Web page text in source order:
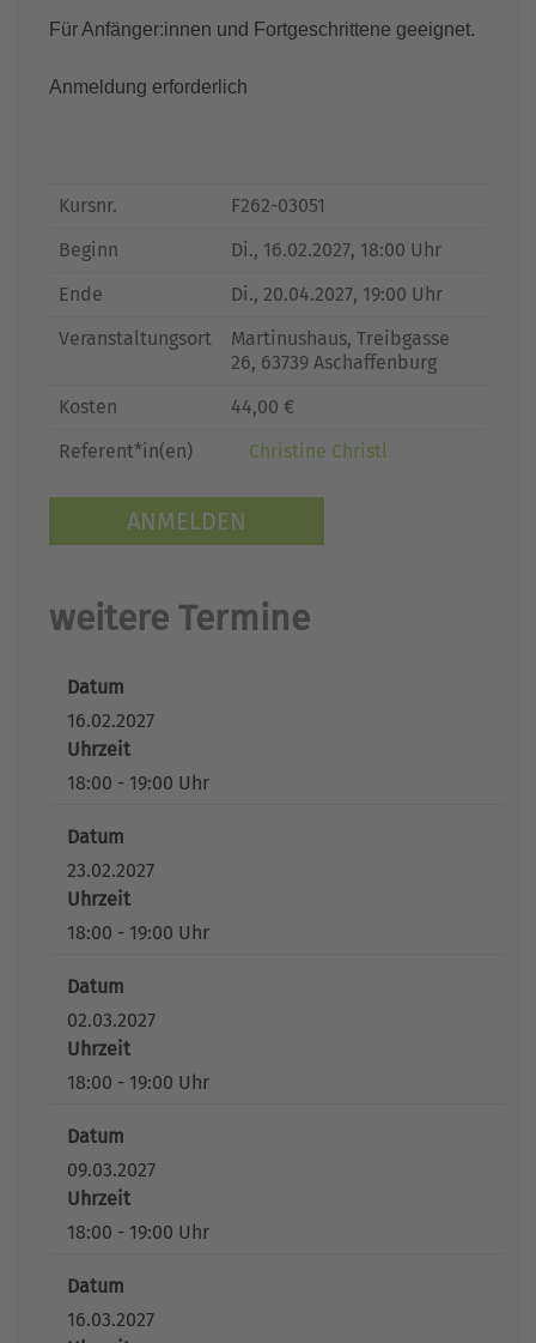
Für Anfänger:innen und Fortgeschrittene geeignet.
Anmeldung erforderlich
Kursnr.
F262-03051
Beginn
Di., 16.02.2027, 18:00 Uhr
Ende
Di., 20.04.2027, 19:00 Uhr
Veranstaltungsort
Martinushaus, Treibgasse
26, 63739 Aschaffenburg
Kosten
44,00 €
Referent*in(en)
Christine Christl
ANMELDEN
weitere Termine
Datum
16.02.2027
Uhrzeit
18:00 - 19:00 Uhr
Datum
23.02.2027
Uhrzeit
18:00 - 19:00 Uhr
Datum
02.03.2027
Uhrzeit
18:00 - 19:00 Uhr
Datum
09.03.2027
Uhrzeit
18:00 - 19:00 Uhr
Datum
16.03.2027